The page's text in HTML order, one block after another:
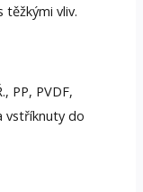
těžkými vliv.
PP, PVDF,
vstříknuty do